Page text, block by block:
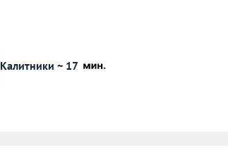
Калитники ~ 17